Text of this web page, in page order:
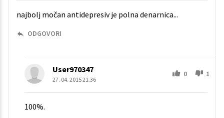
najbolj močan antidepresiv je polna denarnica...
ODGOVORI
User970347
27. 04. 2015 21.36
0 1
100%.